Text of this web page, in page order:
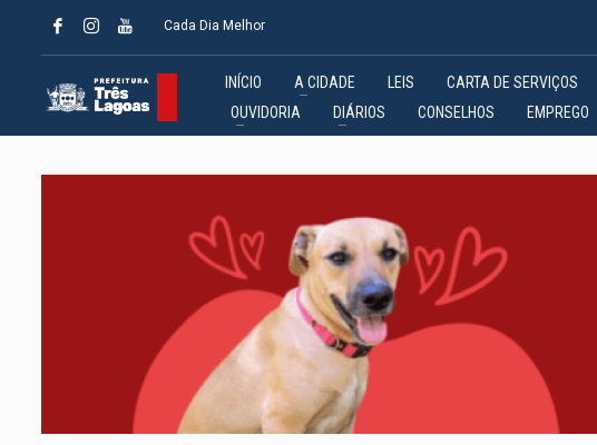
Cada Dia Melhor
INÍCIO A CIDADE LEIS CARTA DE SERVIÇOS
OUVIDORIA
DIÁRIOS CONSELHOS EMPREGO